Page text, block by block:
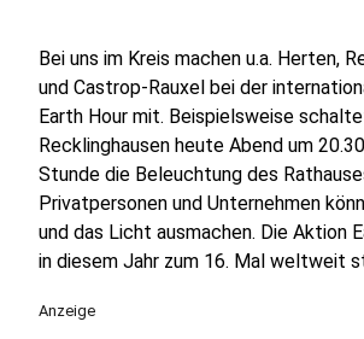
Bei uns im Kreis machen u.a. Herten,
und Castrop-Rauxel bei der
Earth Hour mit. Beispielsweise
Recklinghausen heute Abend um
Stunde die Beleuchtung des
Privatpersonen und Unternehmen
und das Licht ausmachen. Die Aktion
in diesem Jahr zum 16. Mal weltweit
Anzeige